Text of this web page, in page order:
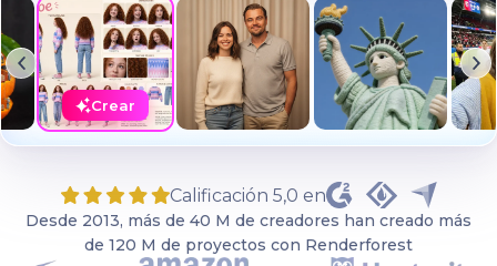
Calificación 5,0 en
Desde 2013, más de 40 M de creadores han creado más
de 120 M de proyectos con Renderforest